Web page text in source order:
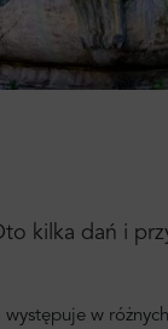
kilka dań i
w